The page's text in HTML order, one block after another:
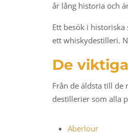
år lång historia och
Ett besök i
ett whiskydestilleri.
De
Från de äldsta till de
destillerier som alla
Aberlour